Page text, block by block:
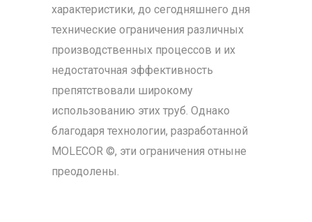
характеристики, до сегодняшнего дня
технические ограничения различных
производственных процессов и их
недостаточная эффективность
препятствовали широкому
использованию этих труб. Однако
благодаря технологии, разработанной
MOLECOR ©, эти ограничения отныне
преодолены.